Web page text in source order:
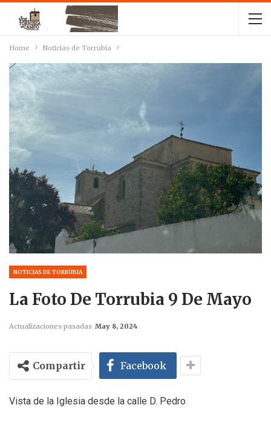
Home Noticias de Torrubia
NOTICIAS DE TORRUBIA
La Foto De Torrubia 9 De Mayo
Actualizaciones pasadas May 8, 2024
Compartir Facebook
Vista de la Iglesia desde la calle D. Pedro